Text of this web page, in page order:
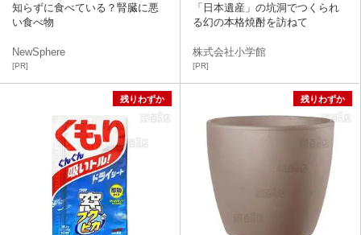
知らずに食べている？腎臓に悪
い食べ物
NewSphere
[PR]
「日本遺産」の坑洞でつくられ
る幻の本格焼酎を訪ねて
株式会社小学館
[PR]
残りわずか 残りわずか